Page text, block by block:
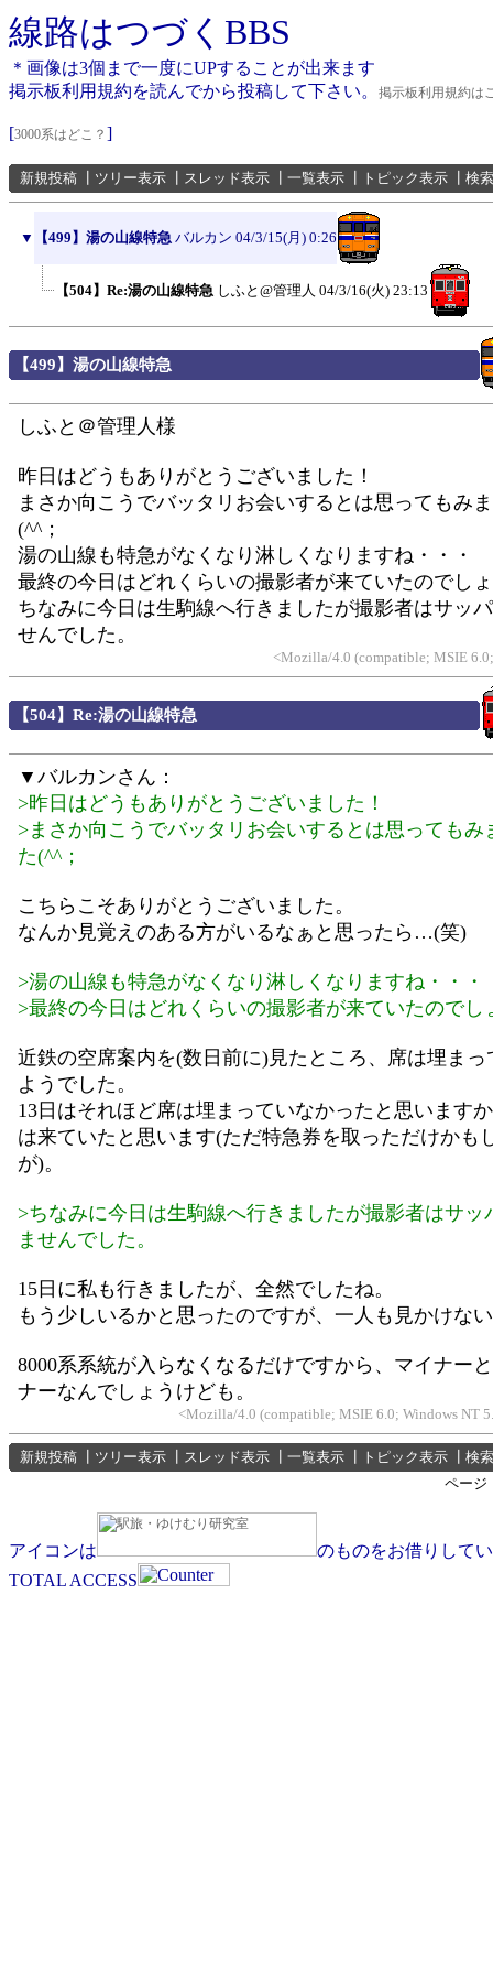
線路はつづくBBS
＊画像は3個まで一度にUPすることが出来ます
掲示板利用規約を読んでから投稿して下さい。
掲示板利用規約は
[3000系はどこ？ ]
新規投稿 ツリー表示 スレッド表示 一覧表示 トピック表示 検索
▼ 【499】湯の山線特急 バルカン 04/3/15(月) 0:26
【504】Re:湯の山線特急 しふと@管理人 04/3/16(火) 23:13
【499】湯の山線特急
しふと＠管理人様
昨日はどうもありがとうございました！
まさか向こうでバッタリお会いするとは思ってもみ
(^^；
湯の山線も特急がなくなり淋しくなりますね・・・
最終の今日はどれくらいの撮影者が来ていたのでし
ちなみに今日は生駒線へ行きましたが撮影者はサッ
せんでした。
<Mozilla/4.0 (compatible; MSIE
【504】Re:湯の山線特急
▼バルカンさん：
>昨日はどうもありがとうございました！
>まさか向こうでバッタリお会いするとは思ってもみ
た(^^；
こちらこそありがとうございました。
なんか見覚えのある方がいるなぁと思ったら…(笑)
>湯の山線も特急がなくなり淋しくなりますね・・・
>最終の今日はどれくらいの撮影者が来ていたのでし
近鉄の空席案内を(数日前に)見たところ、席は埋まっ
ようでした。
13日はそれほど席は埋まっていなかったと思います
は来ていたと思います(ただ特急券を取っただけかも
が)。
>ちなみに今日は生駒線へ行きましたが撮影者はサッ
ませんでした。
15日に私も行きましたが、全然でしたね。
もう少しいるかと思ったのですが、一人も見かけな
8000系系統が入らなくなるだけですから、マイナー
ナーなんでしょうけども。
<Mozilla/4.0 (compatible; MSIE 6.0; Windows NT
新規投稿 ツリー表示 スレッド表示 一覧表示 トピック表示
検索
ページ
アイコンは
のものをお借りして
TOTAL ACCESS